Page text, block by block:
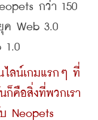
กว่า 150
ค Web 3.0
1.0
ไลน์เกมแรกๆ ที่
ก็คือสิ่งที่พวกเรา
Neopets